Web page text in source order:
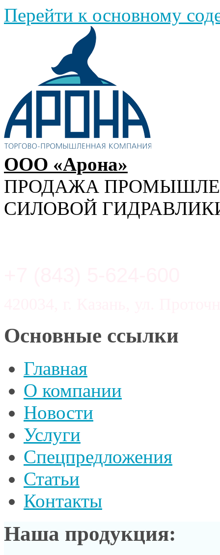
Перейти к основному
ООО «Арона»
ПРОДАЖА
СИЛОВОЙ
Основные ссылки
Главная
О компании
Новости
Услуги
Спецпредложения
Статьи
Контакты
Наша продукция: